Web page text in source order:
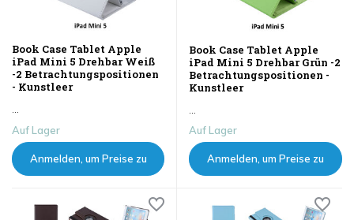
Book Case Tablet Apple
iPad Mini 5 Drehbar Weiß
-2 Betrachtungspositionen
- Kunstleer
Auf Lager
Anmelden, um Preise zu
Book Case Tablet Apple
iPad Mini 5 Drehbar Grün -2
Betrachtungspositionen -
Kunstleer
Auf Lager
Anmelden, um Preise zu